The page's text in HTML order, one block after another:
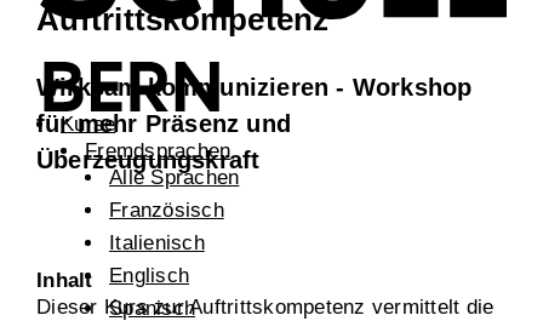
Kurse
Fremdsprachen
Alle Sprachen
Französisch
Italienisch
Englisch
Spanisch
Auftrittskompetenz
Wirksam kommunizieren - Workshop
für mehr Präsenz und
Überzeugungskraft
Inhalt
Dieser Kurs zur Auftrittskompetenz vermittelt die